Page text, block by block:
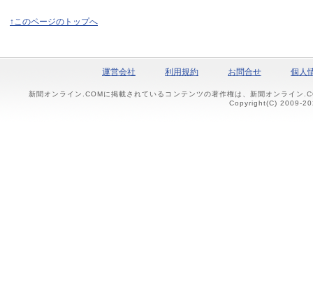
↑このページのトップへ
運営会社 利用規約 お問合せ 個人
新聞オンライン.COMに掲載されているコンテンツの著作権は、新聞オンライン
Copyright(C) 2009-